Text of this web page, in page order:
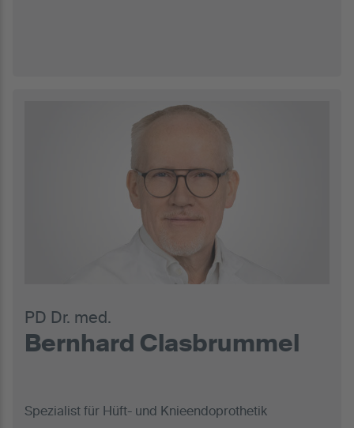
PD Dr. med.
Bernhard Clasbrummel
Spezialist für Hüft- und Knieendoprothetik